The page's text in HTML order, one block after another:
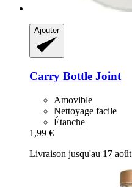
Ajouter
Carry Bottle Joint
Amovible
Nettoyage facile
Étanche
1,99 €
Livraison jusqu'au 17 août